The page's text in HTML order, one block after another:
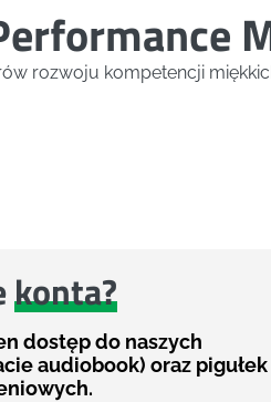
rozwoju kompetencji
konta?
dostęp do naszych
audiobook) oraz pigułek